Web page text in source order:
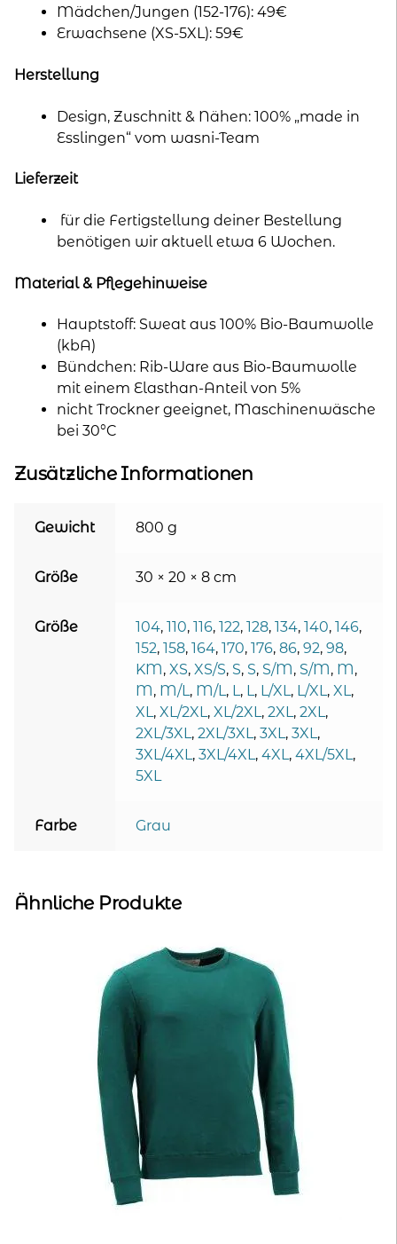
Mädchen/Jungen (152-176): 49€
Erwachsene (XS-5XL): 59€
Herstellung
Design, Zuschnitt & Nähen: 100% „made in
Esslingen“ vom wasni-Team
Lieferzeit
für die Fertigstellung deiner Bestellung
benötigen wir aktuell etwa 6 Wochen.
Material & Pflegehinweise
Hauptstoff: Sweat aus 100% Bio-Baumwolle
(kbA)
Bündchen: Rib-Ware aus Bio-Baumwolle
mit einem Elasthan-Anteil von 5%
nicht Trockner geeignet, Maschinenwäsche
bei 30°C
Zusätzliche Informationen
Gewicht 800 g
Größe 30 × 20 × 8 cm
Größe 104, 110, 116, 122, 128, 134, 140, 146,
152, 158, 164, 170, 176, 86, 92, 98,
KM, XS, XS/S, S, S, S/M, S/M, M,
M, M/L, M/L, L, L, L/XL, L/XL, XL,
XL, XL/2XL, XL/2XL, 2XL, 2XL,
2XL/3XL, 2XL/3XL, 3XL, 3XL,
3XL/4XL, 3XL/4XL, 4XL, 4XL/5XL,
5XL
Farbe Grau
Ähnliche Produkte